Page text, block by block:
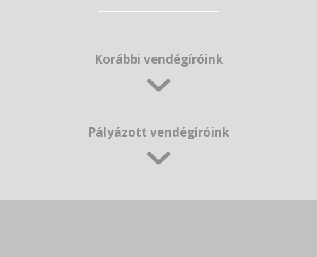
Korábbi vendégíróink
Pályázott vendégíróink